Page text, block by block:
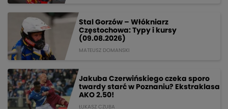
Stal Gorzów – Włókniarz
Częstochowa: Typy i kursy
(09.08.2026)
MATEUSZ DOMANSKI
Jakuba Czerwińskiego czeka sporo
twardy starć w Poznaniu? Ekstraklasa
AKO 2.50!
ŁUKASZ CZUBA